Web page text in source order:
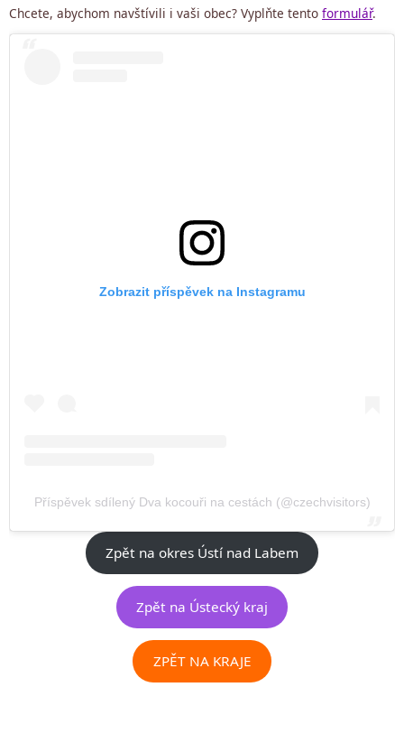
Chcete, abychom navštívili i vaši obec? Vyplňte tento formulář.
Zobrazit příspěvek na Instagramu
Příspěvek sdílený Dva kocouři na cestách (@czechvisitors)
Zpět na okres Ústí nad Labem
Zpět na Ústecký kraj
ZPĚT NA KRAJE